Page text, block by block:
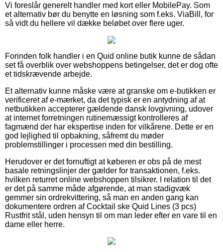
Vi foreslår generelt handler med kort eller MobilePay. Som
et alternativ bør du benytte en løsning som f.eks. ViaBill, for
så vidt du hellere vil dække beløbet over flere uger.
Forinden folk handler i en Quid online butik kunne de sådan
set få overblik over webshoppens betingelser, det er dog ofte
et tidskrævende arbejde.
Et alternativ kunne måske være at granske om e-butikken er
verificeret af e-mærket, da det typisk er en antydning af at
netbutikken accepterer gældende dansk lovgivning, udover
at internet forretningen rutinemæssigt kontrolleres af
fagmænd der har ekspertise inden for vilkårene. Dette er en
god lejlighed til opbakning, såfremt du møder
problemstillinger i processen med din bestilling.
Herudover er det fornuftigt at køberen er obs på de mest
basale retningslinjer der gælder for transaktionen, f.eks.
hvilken returret online webshoppen tilsikrer. I relation til det
er det på samme måde afgørende, at man stadigvæk
gemmer sin ordrekvittering, så man en anden gang kan
dokumentere ordren af Cocktail ske Quid Lines (3 pcs)
Rustfrit stål, uden hensyn til om man leder efter en vare til en
dame eller herre.